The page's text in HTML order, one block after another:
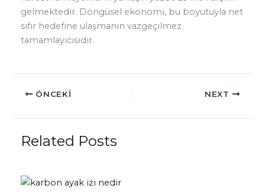
gelmektedir. Döngüsel ekonomi, bu boyutuyla net
sıfır hedefine ulaşmanın vazgeçilmez
tamamlayıcısıdır.
ÖNCEKI NEXT
Related Posts